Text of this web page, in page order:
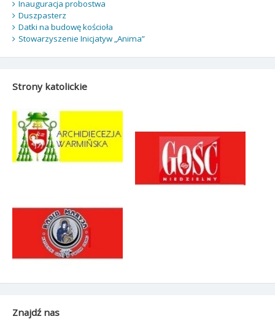
Inauguracja probostwa
Duszpasterz
Datki na budowę kościoła
Stowarzyszenie Inicjatyw „Anima”
Strony katolickie
Znajdź nas